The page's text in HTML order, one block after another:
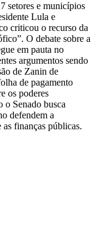
setores e municípios
Lula e
criticou o recurso da
O debate sobre a
em pauta no
argumentos sendo
de Zanin de
de pagamento
os poderes
Senado busca
defendem a
finanças públicas.